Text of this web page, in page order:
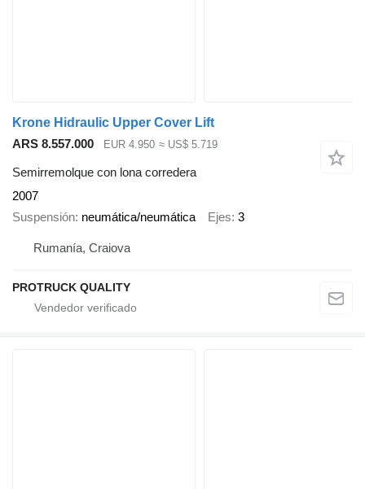
Krone Hidraulic Upper Cover Lift
ARS 8.557.000
EUR 4.950 ≈ US$ 5.719
Semirremolque con lona corredera
2007
Suspensión neumática/neumática Ejes 3
Rumanía, Craiova
PROTRUCK QUALITY